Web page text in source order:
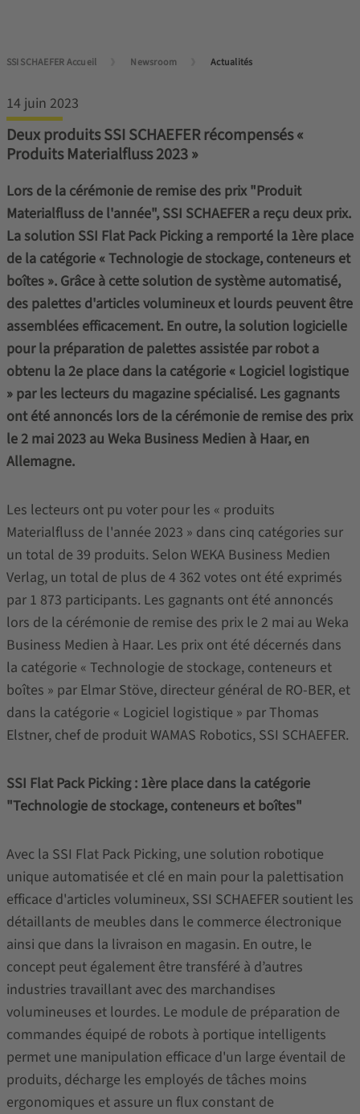
SSI SCHAEFER Accueil Newsroom Actualités
14 juin 2023
Deux produits SSI SCHAEFER récompensés «
Produits Materialfluss 2023 »
Lorsde la cérémonie de remise des prix "Produit
Materialfluss de l'année", SSI SCHAEFER a reçu deux prix.
La solution SSI Flat Pack Picking a remporté la 1ère place
de la catégorie « Technologie de stockage, conteneurs et
boîtes ». Grâce à cette solution de système automatisé,
des palettes d'articles volumineux et lourds peuvent être
assemblées efficacement. En outre, la solution logicielle
pour la préparation de palettes assistée par robot a
obtenu la 2e place dans la catégorie « Logiciel logistique
» par les lecteurs du magazine spécialisé. Les gagnants
ont été annoncés lors de la cérémonie de remise des prix
le 2 mai 2023 au Weka Business Medien à Haar, en
Allemagne.
Les lecteurs ont pu voter pour les « produits
Materialfluss de l'année 2023 » dans cinq catégories sur
un total de 39 produits. Selon WEKA Business Medien
Verlag, un total de plus de 4 362 votes ont été exprimés
par 1 873 participants. Les gagnants ont été annoncés
lors de la cérémonie de remise des prix le 2 mai au Weka
Business Medien à Haar. Les prix ont été décernés dans
la catégorie « Technologie de stockage, conteneurs et
boîtes » par Elmar Stöve, directeur général de RO-BER, et
dans la catégorie « Logiciel logistique » par Thomas
Elstner, chef de produit WAMAS Robotics, SSI SCHAEFER.
SSI Flat Pack Picking : 1ère place dans la catégorie
"Technologie de stockage, conteneurs et boîtes"
Avec la SSI Flat Pack Picking, une solution robotique
unique automatisée et clé en main pour la palettisation
efficace d'articles volumineux, SSI SCHAEFER soutient les
détaillants de meubles dans le commerce électronique
ainsi que dans la livraison en magasin. En outre, le
concept peut également être transféré à d’autres
industries travaillant avec des marchandises
volumineuses et lourdes. Le module de préparation de
commandes équipé de robots à portique intelligents
permet une manipulation efficace d'un large éventail de
produits, décharge les employés de tâches moins
ergonomiques et assure un flux constant de